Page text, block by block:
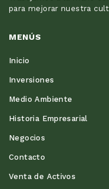
para mejorar nuestra
MENÚS
Inicio
Inversiones
Medio Ambiente
Historia Empresarial
Negocios
Contacto
Venta de Activos